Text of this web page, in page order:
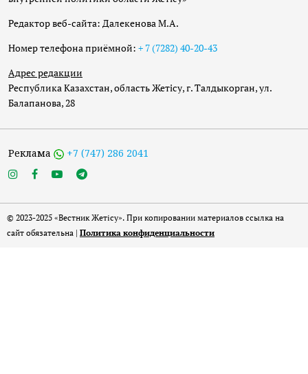
Редактор веб-сайта: Далекенова М.А.
Номер телефона приёмной: + 7 (7282) 40-20-43
Адрес редакции
Республика Казахстан, область Жетісу, г. Талдыкорган, ул.
Балапанова, 28
Реклама +7 (747) 286 2041
© 2023-2025 «Вестник Жетісу». При копировании материалов ссылка на
сайт обязательна | Политика конфиденциальности